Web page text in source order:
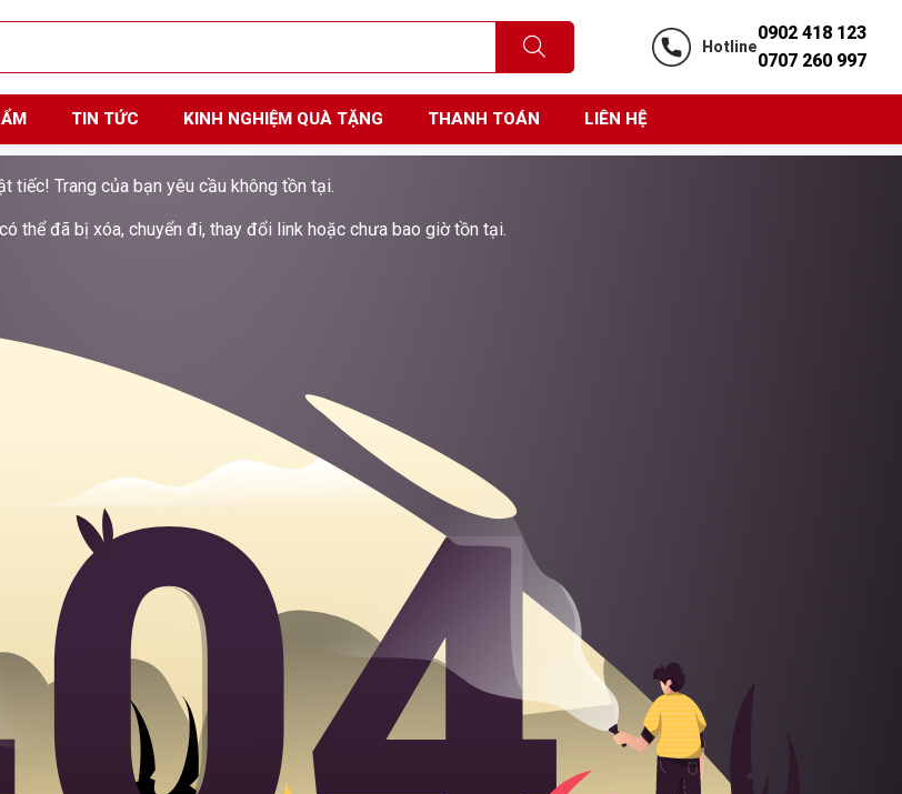
Hotline
0902 418 123
0707 260 997
TIN TỨC KINH NGHIỆM QUÀ TẶNG THANH TOÁN LIÊN HỆ
tiếc! Trang của bạn yêu cầu không tồn tại.
thể đã bị xóa, chuyển đi, thay đổi link hoặc chưa bao giờ tồn tại.